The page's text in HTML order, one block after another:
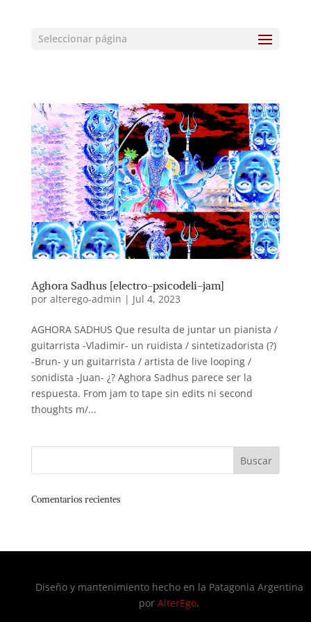
Seleccionar página
Aghora Sadhus [electro-psicodeli-jam]
por alterego-admin | Jul 4, 2023
AGHORA SADHUS Que resulta de juntar un pianista /
guitarrista -Vladimir- un ruidista / sintetizadorista (?)
-Brun- y un guitarrista / artista de live looping /
sonidista -Juan- ¿? Aghora Sadhus parece ser la
respuesta. From jam to tape sin edits ni second
thoughts m/...
Comentarios recientes
Diseño y mantenimiento hecho en la Patagonia Argentina
porAlterEgo.